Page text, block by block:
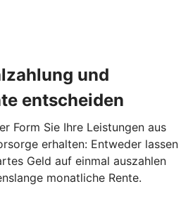
und
entscheiden
Form Sie Ihre Leistungen aus
erhalten: Entweder lassen
Geld auf einmal auszahlen
monatliche Rente.